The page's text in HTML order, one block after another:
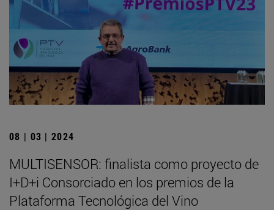
08 | 03 | 2024
MULTISENSOR: finalista como proyecto de
I+D+i Consorciado en los premios de la
Plataforma Tecnológica del Vino